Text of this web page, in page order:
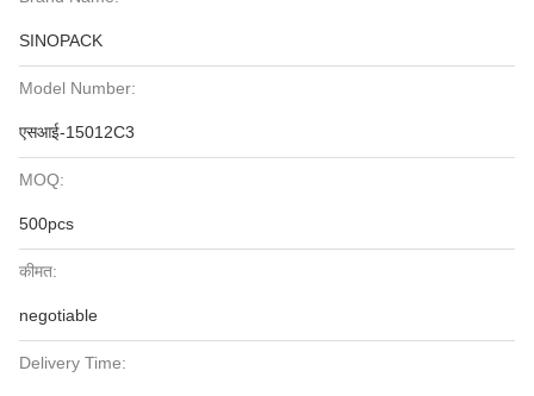
SINOPACK
Model Number:
एसआई-15012C3
MOQ:
500pcs
कीमत:
negotiable
Delivery Time: